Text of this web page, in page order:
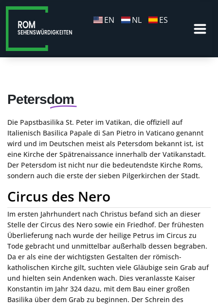
EN NL ES
Petersdom
Die Papstbasilika St. Peter im Vatikan, die offiziell auf
Italienisch Basilica Papale di San Pietro in Vaticano genannt
wird und im Deutschen meist als Petersdom bekannt ist, ist
eine Kirche der Spätrenaissance innerhalb der Vatikanstadt.
Der Petersdom ist nicht nur die bedeutendste Kirche Roms,
sondern auch die erste der sieben Pilgerkirchen der Stadt.
Circus des Nero
Im ersten Jahrhundert nach Christus befand sich an dieser
Stelle der Circus des Nero sowie ein Friedhof. Der frühesten
Überlieferung nach wurde der heilige Petrus im Circus zu
Tode gebracht und unmittelbar außerhalb dessen begraben.
Da er als eine der wichtigsten Gestalten der römisch-
katholischen Kirche gilt, suchten viele Gläubige sein Grab auf
und hielten sein Andenken wach. Dies veranlasste Kaiser
Konstantin im Jahr 324 dazu, mit dem Bau einer großen
Basilika über dem Grab zu beginnen. Der Schrein des